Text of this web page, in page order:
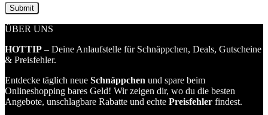
ÜBER UNS
HOTTIP – Deine Anlaufstelle für Schnäppchen, Deals, Gutscheine
& Preisfehler.
Entdecke täglich neue Schnäppchen und spare beim
Onlineshopping bares Geld! Wir zeigen dir, wo du die besten
Angebote, unschlagbare Rabatte und echte Preisfehler findest.